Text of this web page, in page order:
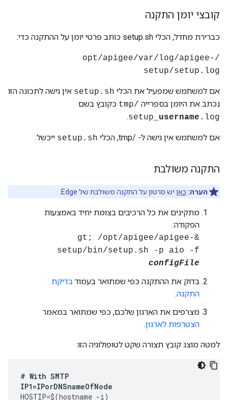
קובצי יומן התקנה
כברירת מחדל, הכלי setup.sh כותב פרטי יומן על ההתקנה כדי:
/opt/apigee/var/log/apigee-
setup/setup.log
אם למשתמש שמפעיל את הכלי setup.sh אין גישה לתכונה הזו
נכתב את היומן בספרייה /tmp כקובץ בשם
setup_ username .log
.
אם למשתמש אין גישה ל- /tmp, הכלי setup.sh ייכשל.
התקנה משולבת
הערה: כאן יש סרטון על התקנה משולבת של Edge.
מתקינים את כל הרכיבים בצומת יחיד באמצעות
הפקודה:
&gt; /opt/apigee/apigee-
setup/bin/setup.sh -p aio -f
configFile
בדוק את ההתקנה כפי שמתואר בעמוד בדיקת
התקנה.
מצרפים את הארגון שלכם, כפי שמתואר במאמר
הצטרפות לארגון.
למטה מוצג קובץ תצורה שקט לטופולוגיה הזו:
# With SMTP
IP1=IPorDNSnameOfNode
HOSTIP=$(hostname -i)